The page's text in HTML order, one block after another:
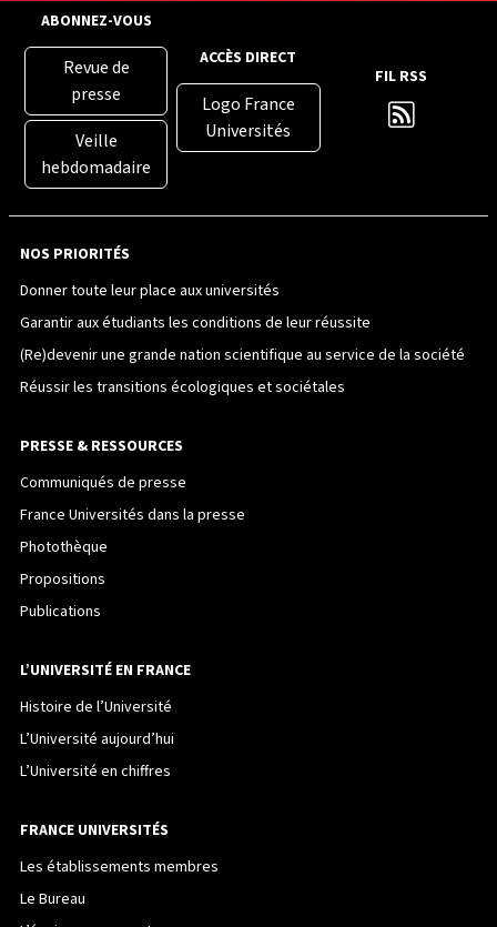
ABONNEZ-VOUS
Revue de
presse
Veille
hebdomadaire
ACCÈS DIRECT
Logo France
Universités
FIL RSS
NOS PRIORITÉS
Donner toute leur place aux universités
Garantir aux étudiants les conditions de leur réussite
(Re)devenir une grande nation scientifique au service de la société
Réussir les transitions écologiques et sociétales
PRESSE & RESSOURCES
Communiqués de presse
France Universités dans la presse
Photothèque
Propositions
Publications
L’UNIVERSITÉ EN FRANCE
Histoire de l’Université
L’Université aujourd’hui
L’Université en chiffres
FRANCE UNIVERSITÉS
Les établissements membres
Le Bureau